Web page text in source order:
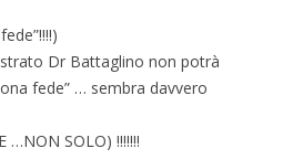
Dr Battaglino non potrà
fede” … sembra davvero
SOLO) !!!!!!!